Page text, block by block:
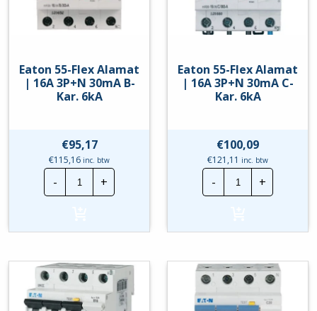
Eaton 55-Flex Alamat
| 16A 3P+N 30mA B-
Kar. 6kA
€95,17
€115,16 inc. btw
-
Eaton
55-
Flex
16A
B-
Kar.
6kA
hoeveelheid
+
Eaton 55-Flex Alamat
| 16A 3P+N 30mA C-
Kar. 6kA
€100,09
€121,11 inc. btw
-
Eaton
55-
Flex
16A
C-
Kar.
6kA
hoeveelheid
+